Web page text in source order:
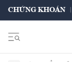
CHỨNG KHOÁN